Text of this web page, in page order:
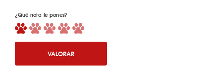
¿Qué nota le pones?
VALORAR